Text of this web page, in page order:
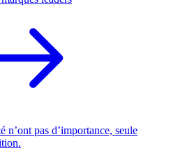
n’ont pas d’importance, seule